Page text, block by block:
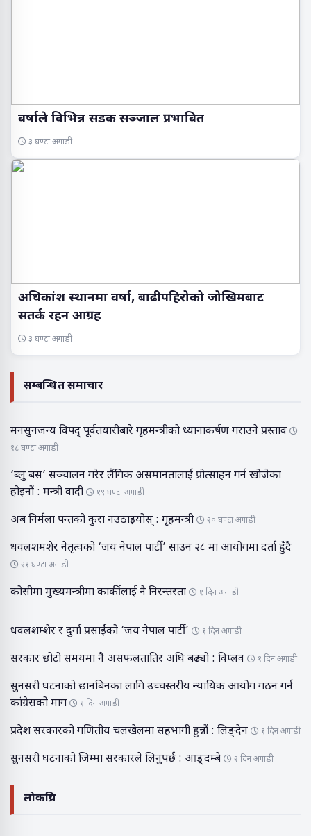
वर्षाले विभिन्न सडक सञ्जाल प्रभावित
३ घण्टा अगाडी
अधिकांश स्थानमा वर्षा, बाढीपहिरोको जोखिमबाट
सतर्क रहन आग्रह
३ घण्टा अगाडी
सम्बन्धित समाचार
मनसुनजन्य विपद् पूर्वतयारीबारे गृहमन्त्रीको ध्यानाकर्षण गराउने प्रस्ताव
१८ घण्टा अगाडी
‘ब्लु बस’ सञ्चालन गरेर लैंगिक असमानतालाई प्रोत्साहन गर्न खोजेका
होइनौं : मन्त्री वादी
१९ घण्टा अगाडी
अब निर्मला पन्तको कुरा नउठाइयोस् : गृहमन्त्री २० घण्टा अगाडी
धवलशमशेर नेतृत्वको ‘जय नेपाल पार्टी’ साउन २८ मा आयोगमा दर्ता हुँदै
२१ घण्टा अगाडी
कोसीमा मुख्यमन्त्रीमा कार्कीलाई नै निरन्तरता १ दिन अगाडी
धवलशम्शेर र दुर्गा प्रसाईंको ‘जय नेपाल पार्टी’ १ दिन अगाडी
सरकार छोटो समयमा नै असफलतातिर अघि बढ्यो : विप्लव १ दिन अगाडी
सुनसरी घटनाको छानबिनका लागि उच्चस्तरीय न्यायिक आयोग गठन गर्न
कांग्रेसको माग
१ दिन अगाडी
प्रदेश सरकारको गणितीय चलखेलमा सहभागी हुन्नौं : लिङ्देन १ दिन अगाडी
सुनसरी घटनाको जिम्मा सरकारले लिनुपर्छ : आङ्दम्बे २ दिन अगाडी
लोकप्रिय